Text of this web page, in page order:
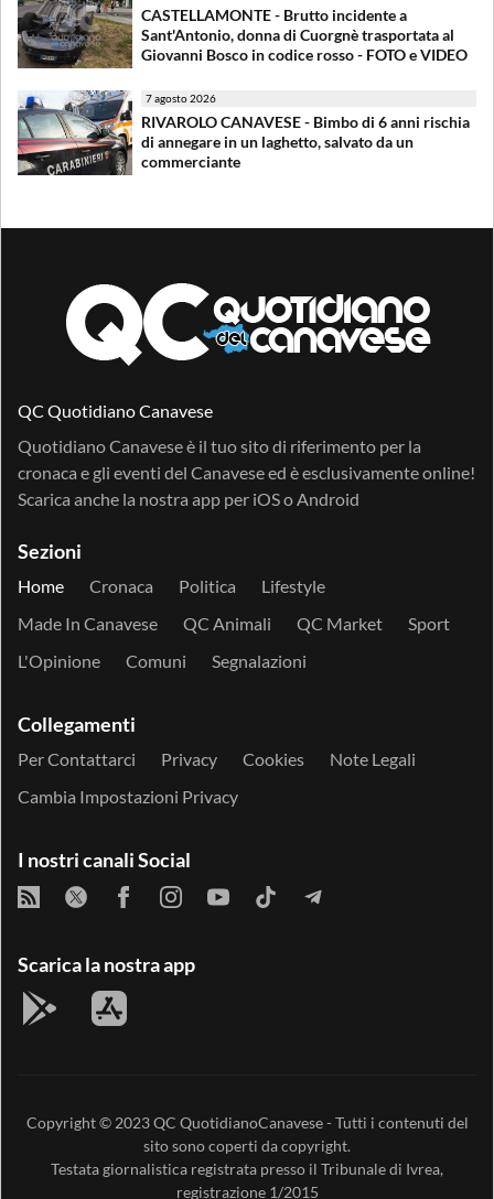
CASTELLAMONTE - Brutto incidente a
Sant'Antonio, donna di Cuorgnè trasportata al
Giovanni Bosco in codice rosso - FOTO e VIDEO
7 agosto 2026
RIVAROLO CANAVESE - Bimbo di 6 anni rischia
di annegare in un laghetto, salvato da un
commerciante
QC Quotidiano Canavese
Quotidiano Canavese è il tuo sito di riferimento per la
cronaca e gli eventi del Canavese ed è esclusivamente online!
Scarica anche la nostra app per iOSoAndroid
Sezioni
Home Cronaca Politica
Lifestyle
Made In Canavese
QC Animali QC Market
Sport
L'Opinione
Comuni Segnalazioni
Collegamenti
Per Contattarci Privacy Cookies
Note Legali
Cambia Impostazioni Privacy
I nostri canali Social
Scarica la nostra app
Copyright © 2023QC QuotidianoCanavese- Tutti i contenuti del
sito sono coperti da copyright.
Testata giornalistica registrata presso il Tribunale di Ivrea,
registrazione 1/2015